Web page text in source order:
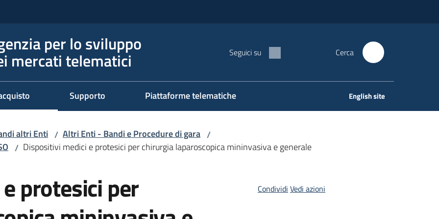
per lo sviluppo
mercati telematici Seguici su Cerca
Supporto Piattaforme telematiche English site
altri Enti / Altri Enti - Bandi e Procedure di gara /
/ Dispositivi medici e protesici per chirurgia laparoscopica mininvasiva e generale
protesici per
Condividi Vedi azioni